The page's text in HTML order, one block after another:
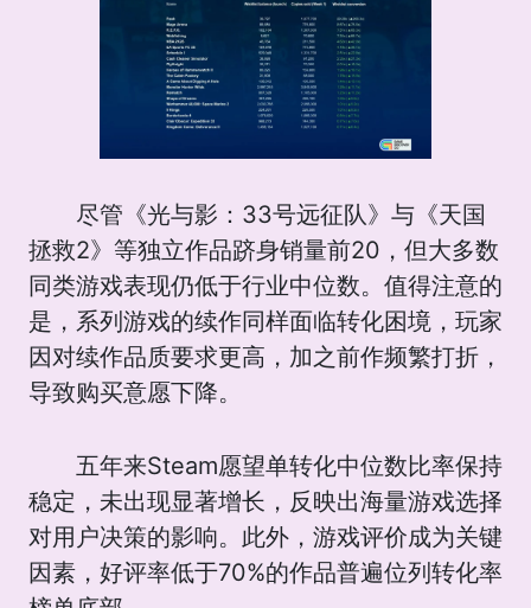
尽管《光与影：33号远征队》与《天国
拯救2》等独立作品跻身销量前20，但大多数
同类游戏表现仍低于行业中位数。值得注意的
是，系列游戏的续作同样面临转化困境，玩家
因对续作品质要求更高，加之前作频繁打折，
导致购买意愿下降。
五年来Steam愿望单转化中位数比率保持
稳定，未出现显著增长，反映出海量游戏选择
对用户决策的影响。此外，游戏评价成为关键
因素，好评率低于70%的作品普遍位列转化率